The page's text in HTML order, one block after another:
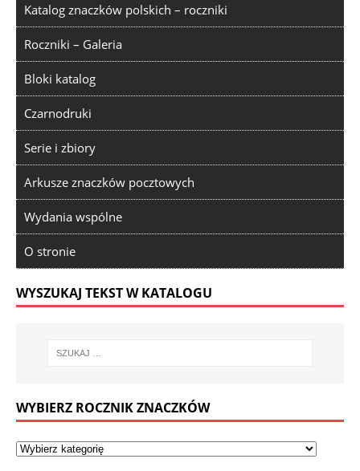
Katalog znaczków polskich – roczniki
Roczniki – Galeria
Bloki katalog
Czarnodruki
Serie i zbiory
Arkusze znaczków pocztowych
Wydania wspólne
O stronie
WYSZUKAJ TEKST W KATALOGU
WYBIERZ ROCZNIK ZNACZKÓW